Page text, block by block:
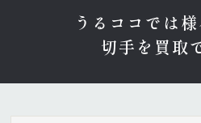
うるココでは
切手を買取